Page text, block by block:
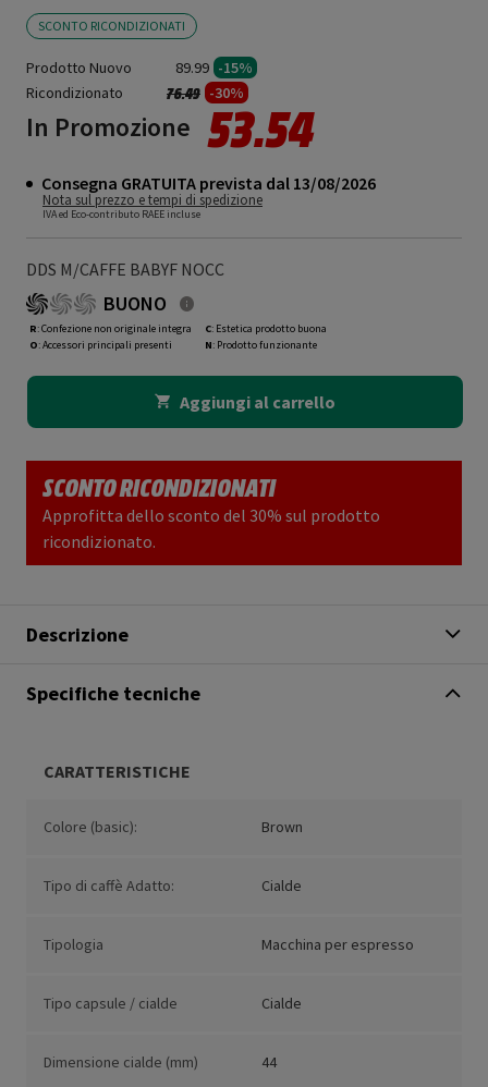
SCONTO RICONDIZIONATI
Prodotto Nuovo 89.99 -15%
Ricondizionato
Prezzo ridotto da
76.49a -30%
In Promozione 53.54
Consegna GRATUITA prevista dal 13/08/2026
Nota sul prezzo e tempi di spedizione
IVA ed Eco-contributo RAEE incluse
DDS M/CAFFE BABYF NOCC
BUONO
R: Confezione non originale integra
O: Accessori principali presenti
C: Estetica prodotto buona
N: Prodotto funzionante
Aggiungi al carrello
SCONTO RICONDIZIONATI
Approfitta dello sconto del 30% sul prodotto
ricondizionato.
Descrizione
Specifiche tecniche
CARATTERISTICHE
Colore (basic): Brown
Tipo di caffè Adatto: Cialde
Tipologia Macchina per espresso
Tipo capsule / cialde Cialde
Dimensione cialde (mm) 44